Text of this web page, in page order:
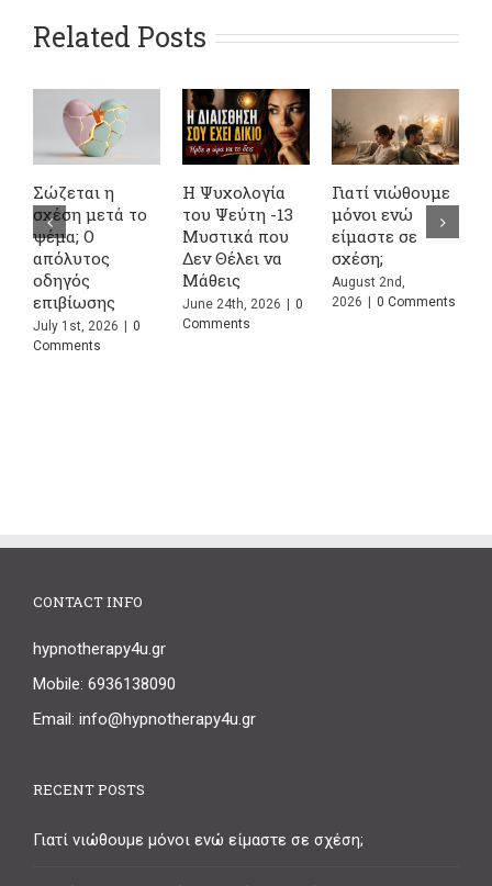
Related Posts
Ψεύτη -13
που
Θέλει να
24th, 2026 | 0
Γιατί νιώθουμε
μόνοι ενώ
είμαστε σε
August 2nd,
0 Comments
4 Φράσεις που
Ακούμε Συχνά
στις Σχέσεις
και Τι
Σημαίνουν
Πραγματικά
τον
CONTACT INFO
hypnotherapy4u.gr
Mobile: 6936138090
Email: info@hypnotherapy4u.gr
RECENT POSTS
Γιατί νιώθουμε μόνοι ενώ είμαστε σε σχέση;